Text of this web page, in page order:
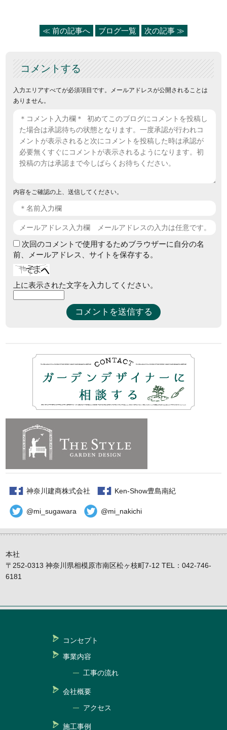
≪ 前の記事へ ブログ一覧 次の記事 ≫
コメントする
入力エリアすべてが必須項目です。メールアドレスが公開されることは
ありません。
内容をご確認の上、送信してください。
次回のコメントで使用するためブラウザーに自分の名
前、メールアドレス、サイトを保存する。
上に表示された文字を入力してください。
神奈川建商株式会社 Ken-Show豊島南紀
@mi_sugawara @mi_nakichi
本社
〒252-0313 神奈川県相模原市南区松ヶ枝町7-12 TEL：042-746-
6181
コンセプト
事業内容
工事の流れ
会社概要
アクセス
施工事例